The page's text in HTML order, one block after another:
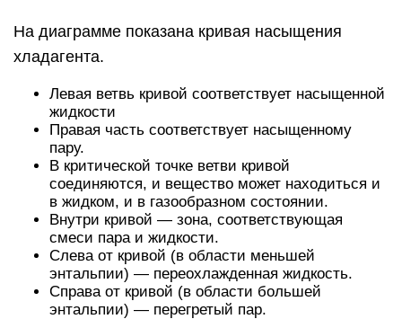
На диаграмме показана кривая насыщения
хладагента.
Левая ветвь кривой соответствует насыщенной
жидкости
Правая часть соответствует насыщенному
пару.
В критической точке ветви кривой
соединяются, и вещество может находиться и
в жидком, и в газообразном состоянии.
Внутри кривой — зона, соответствующая
смеси пара и жидкости.
Слева от кривой (в области меньшей
энтальпии) — переохлажденная жидкость.
Справа от кривой (в области большей
энтальпии) — перегретый пар.